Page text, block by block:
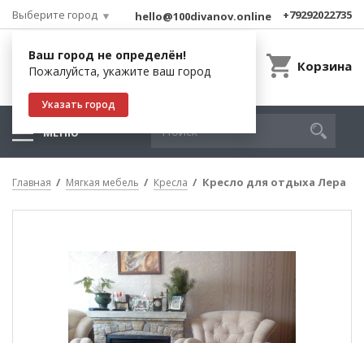
Выберите город
Ваш город не определён!
Пожалуйста, укажите ваш город
Указать город
hello@100divanov.online +79292022735
Корзина
МЕНЮ
Главная Мягкая мебель Кресла Кресло для отдыха Лера